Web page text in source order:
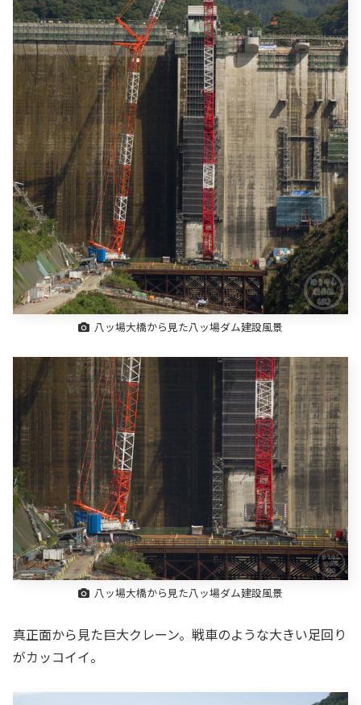
八ッ場大橋から見た八ッ場ダム建設風景
八ッ場大橋から見た八ッ場ダム建設風景
真正面から見た巨大クレーン。戦車のような大きい足回り
がカッコイイ。